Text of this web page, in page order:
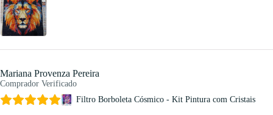
Mariana Provenza Pereira
Comprador Verificado
Filtro Borboleta Cósmico - Kit Pintura com Cristais